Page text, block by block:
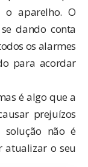
o aparelho. O
dando conta
os alarmes
para acordar
é algo que a
prejuízos
solução não é
atualizar o seu